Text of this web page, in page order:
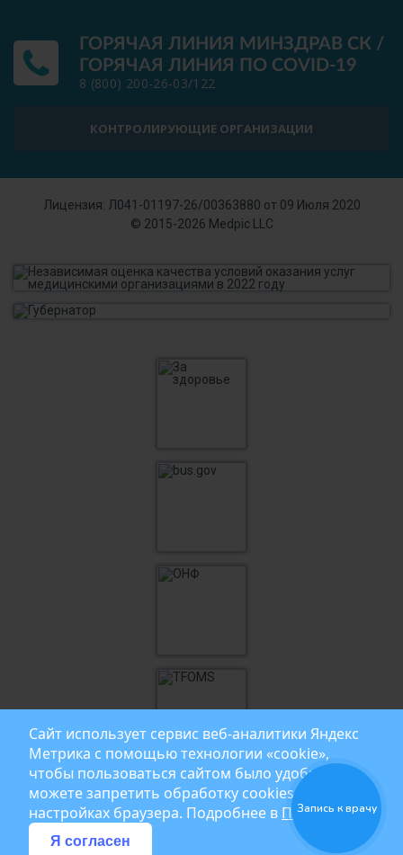
ГОРЯЧАЯ ЛИНИЯ МИНЗДРАВ СК /
ГОРЯЧАЯ ЛИНИЯ ПО COVID-19
8 (800) 200-26-03/122
КОНТРОЛИРУЮЩИЕ ОРГАНИЗАЦИИ
Лицензия: Л041-01197-26/00363880 от 09 Июля 2020
© 2015-2026 Medpic LLC
Сайт использует сервис веб‑аналитики Яндекс
Метрика с помощью технологии «cookie»,
чтобы пользоваться сайтом было удобнее. Вы
можете запретить обработку cookies в
настройках браузера. Подробнее в Политике
Я согласен
Запись к врачу